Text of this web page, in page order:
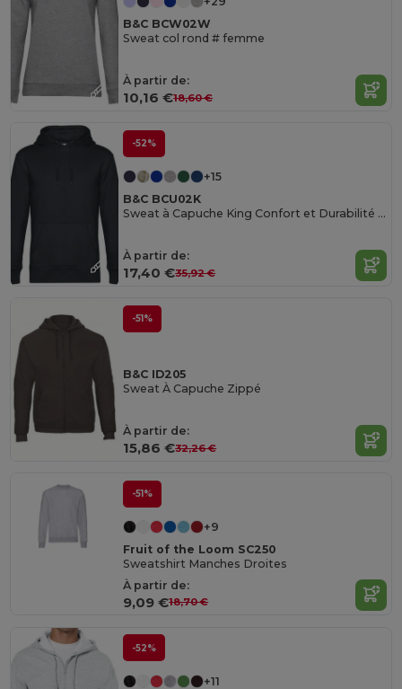
B&C BCW02W
Sweat col rond # femme
À partir de:
10,16 €18,60 €
-52%
+15
B&C BCU02K
Sweat à Capuche King Confort et Durabilité B&C
À partir de:
17,40 €35,92 €
-51%
B&C ID205
Sweat À Capuche Zippé
À partir de:
15,86 €32,26 €
-51%
+9
Fruit of the Loom SC250
Sweatshirt Manches Droites
À partir de:
9,09 €18,70 €
-52%
+11